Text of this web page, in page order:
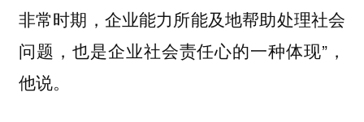
非常时期，企业能力所能及地帮助处理社会
问题，也是企业社会责任心的一种体现”，
他说。